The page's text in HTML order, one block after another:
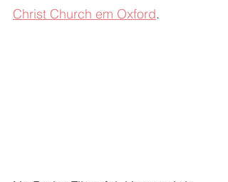
Christ Church em Oxford.